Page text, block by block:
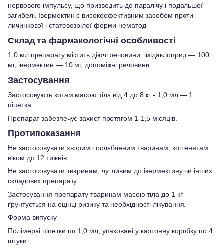
нервового імпульсу, що призводить до паралічу і подальшої
загибелі. Івермектин є високоефективним засобом проти
личинкової і статевозрілої форми нематод.
Склад та фармакологічні особливості
1,0 мл препарату містить діючі речовини: імідаклоприд — 100
мг, івермектин — 10 мг, допоміжні речовини.
Застосування
Застосовують котам масою тіла від 4 до 8 кг - 1,0 мл — 1
піпетка.
Препарат забезпечує захист протягом 1-1,5 місяців.
Протипоказання
Не застосовувати хворим і ослабленим тваринам, кошенятам
віком до 12 тижнів.
Не застосовувати тваринам, чутливим до івермектину чи інших
складових препарату.
Застосування препарату тваринам масою тіла до 1 кг
ґрунтується на оцінці ризику та необхідності лікування.
Форма випуску
Полімерні піпетки по 1,0 мл, упаковані у картонну коробку по 4
штуки.